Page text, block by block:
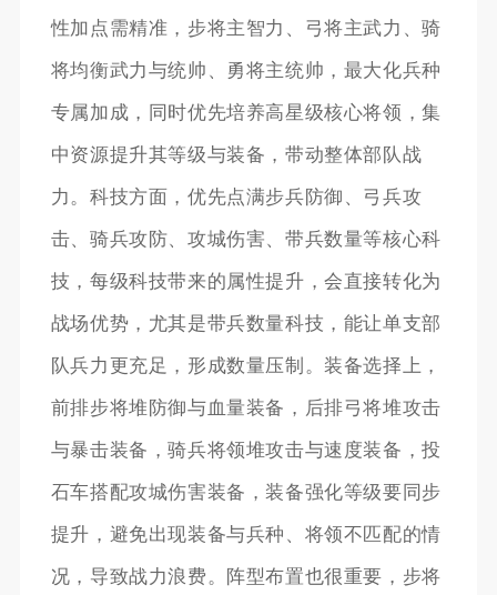
性加点需精准，步将主智力、弓将主武力、骑
将均衡武力与统帅、勇将主统帅，最大化兵种
专属加成，同时优先培养高星级核心将领，集
中资源提升其等级与装备，带动整体部队战
力。科技方面，优先点满步兵防御、弓兵攻
击、骑兵攻防、攻城伤害、带兵数量等核心科
技，每级科技带来的属性提升，会直接转化为
战场优势，尤其是带兵数量科技，能让单支部
队兵力更充足，形成数量压制。装备选择上，
前排步将堆防御与血量装备，后排弓将堆攻击
与暴击装备，骑兵将领堆攻击与速度装备，投
石车搭配攻城伤害装备，装备强化等级要同步
提升，避免出现装备与兵种、将领不匹配的情
况，导致战力浪费。阵型布置也很重要，步将